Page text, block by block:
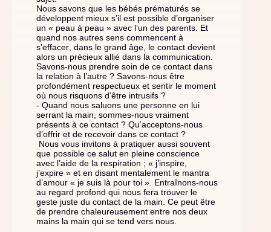
Nous savons que les bébés prématurés se
développent mieux s’il est possible d’organiser
un « peau à peau » avec l’un des parents. Et
quand nos autres sens commencent à
s’effacer, dans le grand âge, le contact devient
alors un précieux allié dans la communication.
Savons-nous prendre soin de ce contact dans
la relation à l’autre ? Savons-nous être
profondément respectueux et sentir le moment
où nous risquons d’être intrusifs ?
- Quand nous saluons une personne en lui
serrant la main, sommes-nous vraiment
présents à ce contact ? Qu’acceptons-nous
d’offrir et de recevoir dans ce contact ?
Nous vous invitons à pratiquer aussi souvent
que possible ce salut en pleine conscience
avec l’aide de la respiration ; « j’inspire,
j’expire » et en disant mentalement le mantra
d’amour « je suis là pour toi ». Entraînons-nous
au regard profond qui nous fera trouver le
geste juste du contact de la main. Ce peut être
de prendre chaleureusement entre nos deux
mains la main qui se tend vers nous.